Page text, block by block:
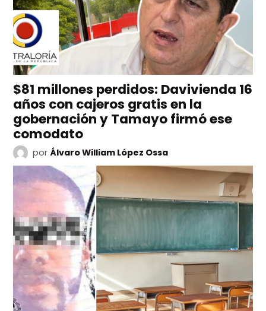
$81 millones perdidos: Davivienda 16
años con cajeros gratis en la
gobernación y Tamayo firmó ese
comodato
por Álvaro William López Ossa